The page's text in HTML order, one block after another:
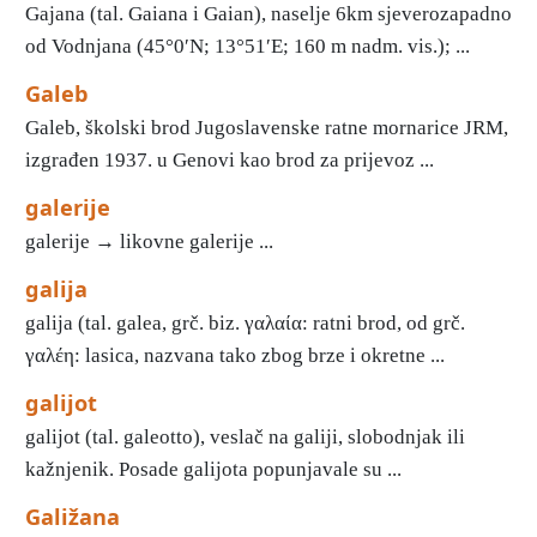
Gajana (tal. Gaiana i Gaian), naselje 6km sjeverozapadno
od Vodnjana (45°0′N; 13°51′E; 160 m nadm. vis.); ...
Galeb
Galeb, školski brod Jugoslavenske ratne mornarice JRM,
izgrađen 1937. u Genovi kao brod za prijevoz ...
galerije
galerije → likovne galerije ...
galija
galija (tal. galea, grč. biz. γαλαία: ratni brod, od grč.
γαλέη: lasica, nazvana tako zbog brze i okretne ...
galijot
galijot (tal. galeotto), veslač na galiji, slobodnjak ili
kažnjenik. Posade galijota popunjavale su ...
Galižana